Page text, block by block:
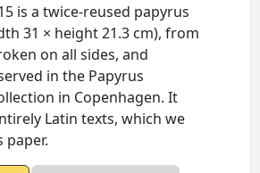
is a twice-reused papyrus
31 × height 21.3 cm), from
on all sides, and
in the Papyrus
in Copenhagen. It
Latin texts, which we
paper.